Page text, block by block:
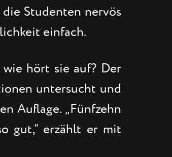
Studenten nervös
einfach.
hört sie auf? Der
untersucht und
Auflage. „Fünfzehn
gut,“ erzählt er mit